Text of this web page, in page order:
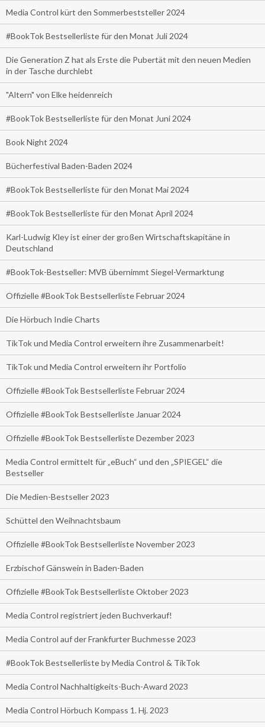
Media Control kürt den Sommerbeststeller 2024
#BookTok Bestsellerliste für den Monat Juli 2024
Die Generation Z hat als Erste die Pubertät mit den neuen Medien
in der Tasche durchlebt
"Altern" von Elke heidenreich
#BookTok Bestsellerliste für den Monat Juni 2024
Book Night 2024
Bücherfestival Baden-Baden 2024
#BookTok Bestsellerliste für den Monat Mai 2024
#BookTok Bestsellerliste für den Monat April 2024
Karl-Ludwig Kley ist einer der großen Wirtschaftskapitäne in
Deutschland
#BookTok-Bestseller: MVB übernimmt Siegel-Vermarktung
Offizielle #BookTok Bestsellerliste Februar 2024
Die Hörbuch Indie Charts
TikTok und Media Control erweitern ihre Zusammenarbeit!
TikTok und Media Control erweitern ihr Portfolio
Offizielle #BookTok Bestsellerliste Februar 2024
Offizielle #BookTok Bestsellerliste Januar 2024
Offizielle #BookTok Bestsellerliste Dezember 2023
Media Control ermittelt für „eBuch“ und den „SPIEGEL“ die
Bestseller
Die Medien-Bestseller 2023
Schüttel den Weihnachtsbaum
Offizielle #BookTok Bestsellerliste November 2023
Erzbischof Gänswein in Baden-Baden
Offizielle #BookTok Bestsellerliste Oktober 2023
Media Control registriert jeden Buchverkauf!
Media Control auf der Frankfurter Buchmesse 2023
#BookTok Bestsellerliste by Media Control & TikTok
Media Control Nachhaltigkeits-Buch-Award 2023
Media Control Hörbuch Kompass 1. Hj. 2023